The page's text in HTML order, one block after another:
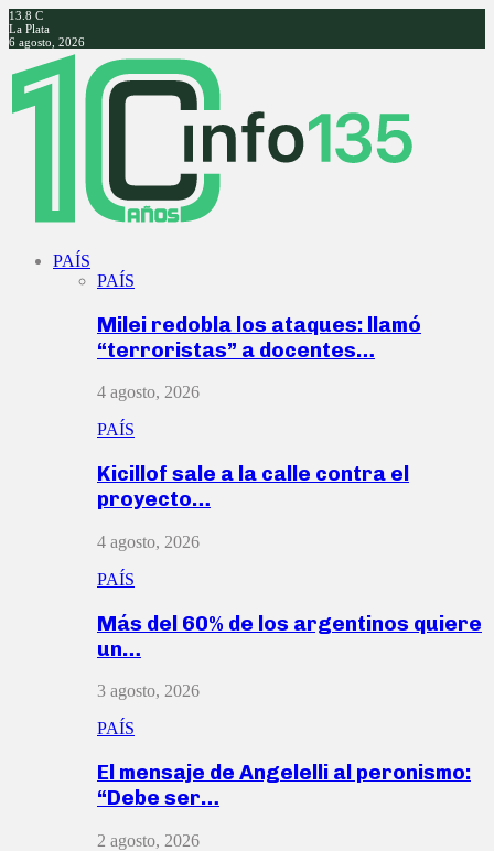
13.8 C
La Plata
6 agosto, 2026
Facebook
Twitter
Instagram
Youtube
PAÍS
PAÍS
Milei redobla los ataques: llamó
“terroristas” a docentes…
4 agosto, 2026
PAÍS
Kicillof sale a la calle contra el
proyecto…
4 agosto, 2026
PAÍS
Más del 60% de los argentinos quiere
un…
3 agosto, 2026
PAÍS
El mensaje de Angelelli al peronismo:
“Debe ser…
2 agosto, 2026